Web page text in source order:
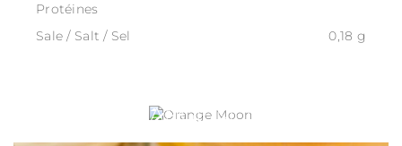
Protéines
Sale / Salt / Sel 0,18 g
ORANGE MOON